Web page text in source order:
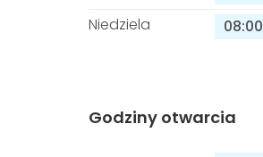
Niedziela
08:00
Godziny otwarcia